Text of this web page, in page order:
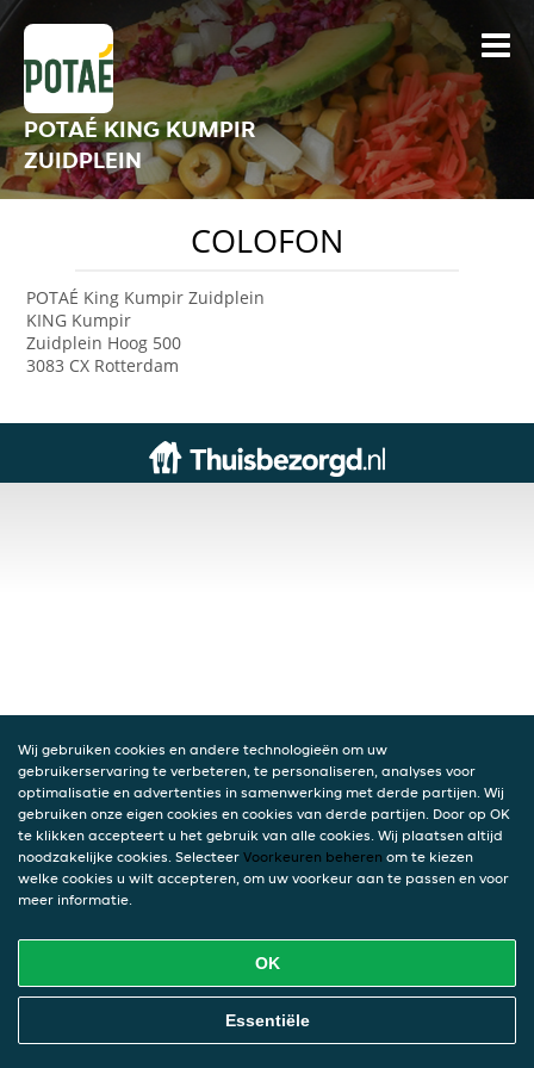
POTAÉ KING KUMPIR
ZUIDPLEIN
COLOFON
POTAÉ King Kumpir Zuidplein
KING Kumpir
Zuidplein Hoog 500
3083 CX Rotterdam
Wij gebruiken cookies en andere technologieën om uw
gebruikerservaring te verbeteren, te personaliseren, analyses voor
optimalisatie en advertenties in samenwerking met derde partijen. Wij
gebruiken onze eigen cookies en cookies van derde partijen. Door op OK
te klikken accepteert u het gebruik van alle cookies. Wij plaatsen altijd
noodzakelijke cookies. Selecteer Voorkeuren beheren om te kiezen
welke cookies u wilt accepteren, om uw voorkeur aan te passen en voor
meer informatie.
OK
Essentiële